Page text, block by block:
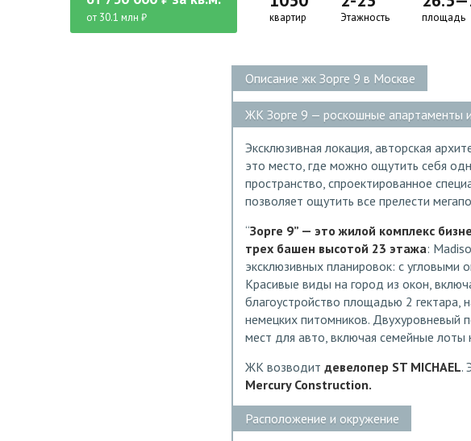
от 30.1 млн ₽ квартир Этажность площадь
Описание жк Зорге 9 в Москве
ЖК Зорге 9 — роскошные апартаменты
Эксклюзивная локация, авторская
это место, где можно ощутить себя
пространство, спроектированное
позволяет ощутить все прелести
“Зорге 9” — это жилой комплекс
трех башен высотой 23 этажа:
эксклюзивных планировок: с угловыми
Красивые виды на город из окон,
благоустройство площадью 2
немецких питомников. Двухуровневый
мест для авто, включая семейные
ЖК возводит девелопер ST MICHAEL.
Mercury Construction.
Расположение и окружение